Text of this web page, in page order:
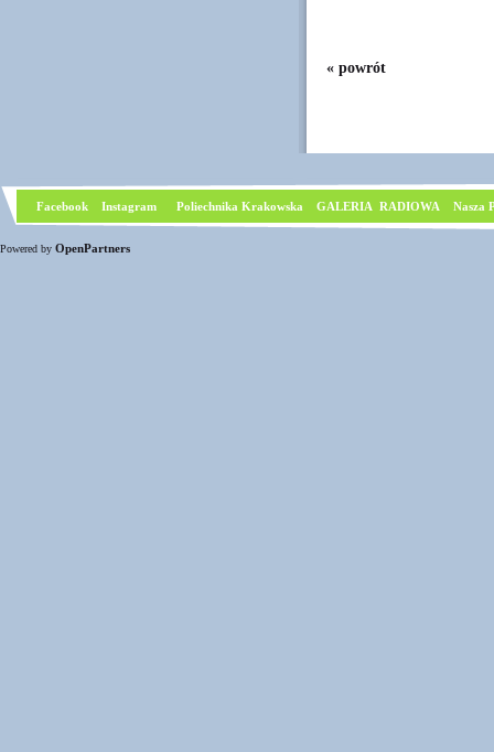
« powrót
Facebook Instagram Poliechnika Krakowska GALERIA RADIOWA Nasza
Powered by OpenPartners